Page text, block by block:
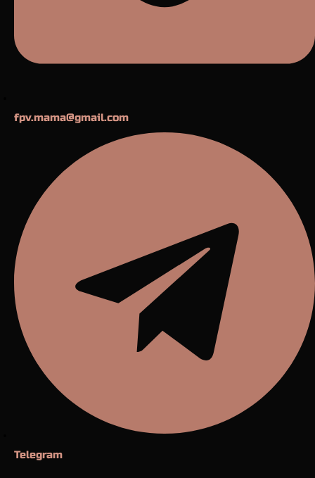
fpv.mama@gmail.com
Telegram